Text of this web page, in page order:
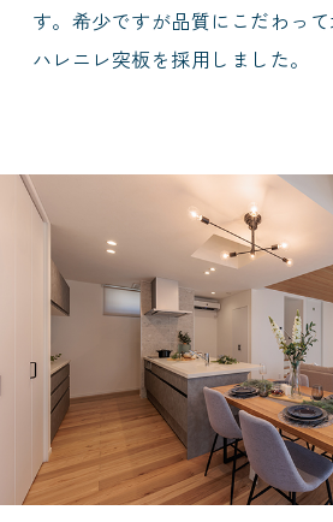
す。希少ですが品質にこだわっ
ハレニレ突板を採用しました。